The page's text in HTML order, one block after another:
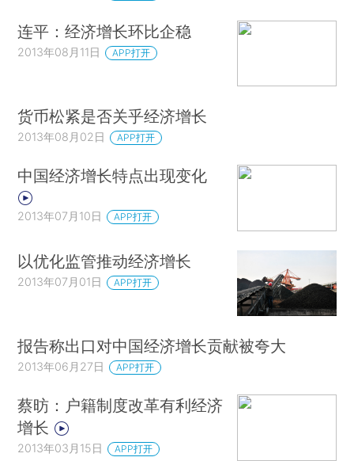
连平：经济增长环比企稳
2013年08月11日 APP打开
货币松紧是否关乎经济增长
2013年08月02日 APP打开
中国经济增长特点出现变化
2013年07月10日 APP打开
以优化监管推动经济增长
2013年07月01日 APP打开
报告称出口对中国经济增长贡献被夸大
2013年06月27日 APP打开
蔡昉：户籍制度改革有利经济
增长
2013年03月15日 APP打开